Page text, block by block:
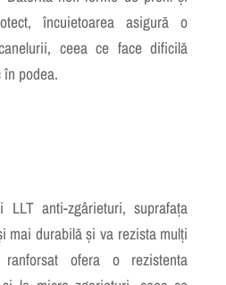
încuietoarea asigură o
ceea ce face dificilă
podea.
LLT anti-zgârieturi, suprafața
mai durabilă și va rezista mulți
ofera o rezistenta